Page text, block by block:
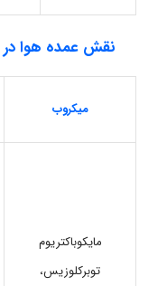
نقش عمده هوا در
میکروب
مایکوباکتریوم
توبرکلوزیس،